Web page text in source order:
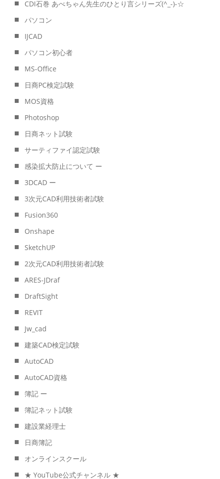
CDI石巻 あべちゃん先生のひとり言シリーズ(^_-)-☆
パソコン
IJCAD
パソコン初心者
MS-Office
日商PC検定試験
MOS資格
Photoshop
日商ネット試験
サーティファイ認定試験
感染拡大防止について ー
3DCAD ー
3次元CAD利用技術者試験
Fusion360
Onshape
SketchUP
2次元CAD利用技術者試験
ARES-JDraf
DraftSight
REVIT
Jw_cad
建築CAD検定試験
AutoCAD
AutoCAD資格
簿記 ー
簿記ネット試験
建設業経理士
日商簿記
オンラインスクール
★ YouTube公式チャンネル ★